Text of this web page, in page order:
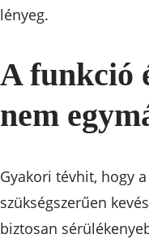
lényeg.
A funkció
nem
Gyakori tévhit, hogy
szükségszerűen
biztosan